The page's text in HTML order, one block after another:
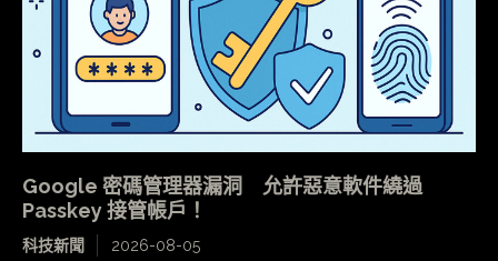
Google 密碼管理器漏洞 允許惡意軟件繞過
Passkey 接管帳戶！
科技新聞 2026-08-05